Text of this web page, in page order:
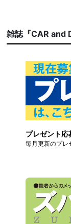
雑誌『CAR and
プレゼント応
毎月更新のプレ